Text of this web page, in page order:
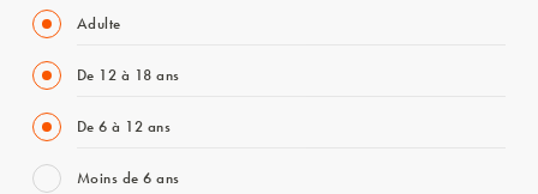
Adulte
De 12 à 18 ans
De 6 à 12 ans
Moins de 6 ans